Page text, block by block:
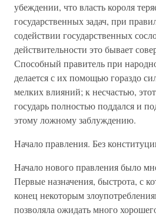
убеждении, что власть короля
государственных задач, при
содействии государственных
действительности это бывает
Способный правитель при
делается с их помощью гораздо
мелких влияний; к несчастью,
государь полностью поддался и
этому ложному заблуждению.
Начало правления. Без
Начало нового правления было
Первые назначения, быстрота, с
конец некоторым
позволяла ожидать много